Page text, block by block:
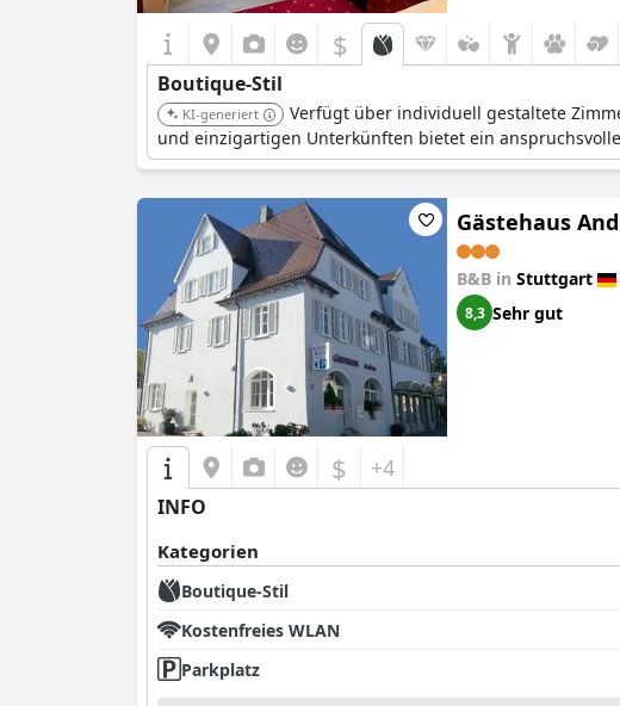
$
Boutique-Stil
KI-generiert
Verfügt über individuell gestaltete
und einzigartigen Unterkünften bietet ein
Gästehaus
B&B in Stuttgart
8,3 Sehr gut
$ +4
INFO
Kategorien
Boutique-Stil
Kostenfreies WLAN
Parkplatz